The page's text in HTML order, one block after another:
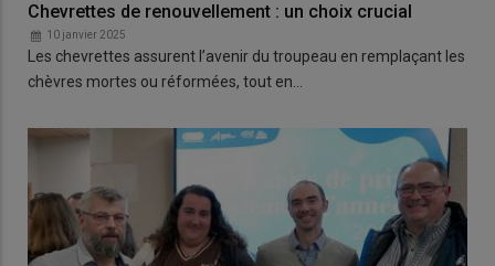
Chevrettes de renouvellement : un choix crucial
10 janvier 2025
Les chevrettes assurent l’avenir du troupeau en remplaçant les
chèvres mortes ou réformées, tout en…